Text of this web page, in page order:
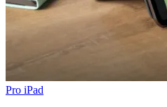
Pro iPad